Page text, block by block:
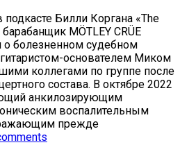
подкасте Билли Коргана «The
MÖTLEY CRÜE
болезненном судебном
основателем Миком
коллегами по группе после
состава. В октябре 2022
анкилозирующим
воспалительным
прежде